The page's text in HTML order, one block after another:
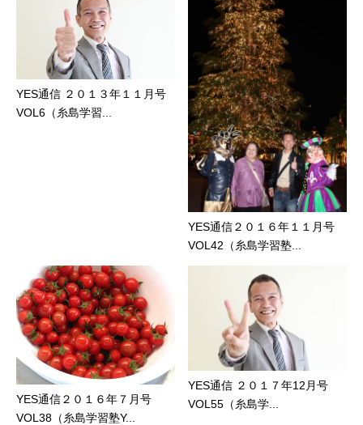
YES通信 ２０１３年１１月号
VOL6（糸島学習...
YES通信２０１６年１１月号
VOL42（糸島学習塾...
YES通信２０１６年７月号
VOL38（糸島学習塾Y...
YES通信 ２０１７年12月号
VOL55（糸島学...